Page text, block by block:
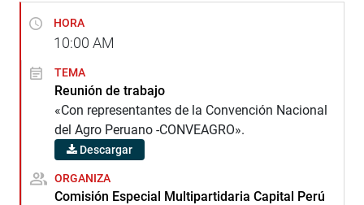
HORA
10:00 AM
TEMA
Reunión de trabajo
«Con representantes de la Convención Nacional
del Agro Peruano -CONVEAGRO».
Descargar
ORGANIZA
Comisión Especial Multipartidaria Capital Perú